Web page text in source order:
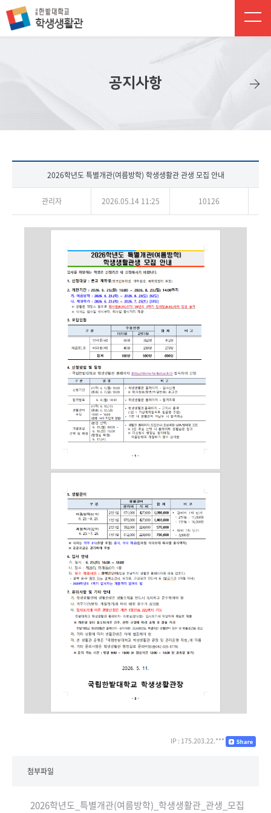
공지사항
2026학년도 특별개관(여름방학) 학생생활관 관생 모집 안내
관리자 2026.05.14 11:25 10126
IP : 175.203.22.***
첨부파일
2026학년도_특별개관(여름방학)_학생생활관_관생_모집_공